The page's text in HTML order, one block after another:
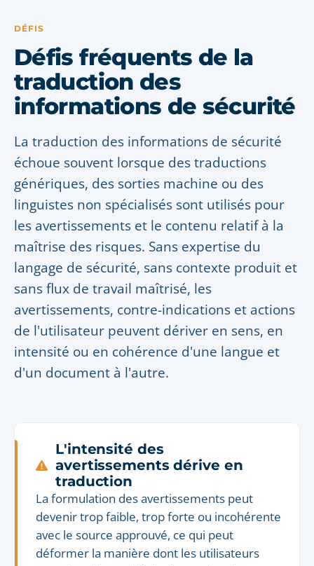
DÉFIS
Défis fréquents de la
traduction des
informations de sécurité
La traduction des informations de sécurité
échoue souvent lorsque des traductions
génériques, des sorties machine ou des
linguistes non spécialisés sont utilisés pour
les avertissements et le contenu relatif à la
maîtrise des risques. Sans expertise du
langage de sécurité, sans contexte produit et
sans flux de travail maîtrisé, les
avertissements, contre-indications et actions
de l'utilisateur peuvent dériver en sens, en
intensité ou en cohérence d'une langue et
d'un document à l'autre.
L'intensité des
avertissements dérive en
traduction
La formulation des avertissements peut
devenir trop faible, trop forte ou incohérente
avec le source approuvé, ce qui peut
déformer la manière dont les utilisateurs